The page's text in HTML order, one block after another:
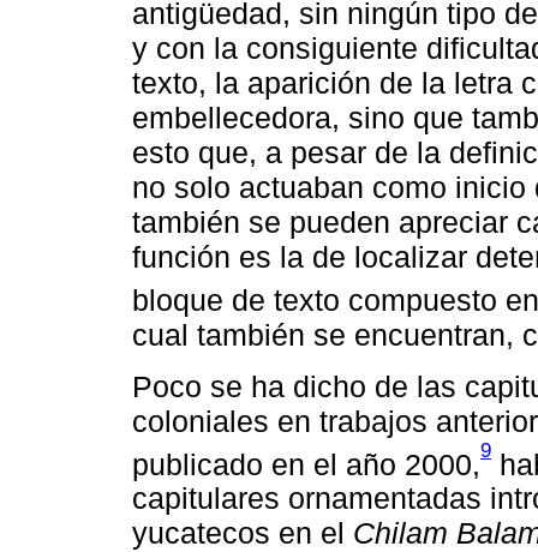
antigüedad, sin ningún tipo
y con la consiguiente
texto, la aparición de la letra
embellecedora, sino que
esto que, a pesar de la
no solo actuaban como
también se pueden apreciar
función es la de localizar
bloque de texto compuesto
cual también se encuentran,
Poco se ha dicho de las
coloniales en trabajos
publicado en el año 2000,9
capitulares ornamentadas
yucatecos en el Chilam